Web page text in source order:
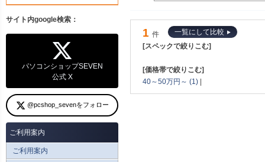
1 件
一覧にして比較
[スペックで絞りこむ]
[価格帯で絞りこむ]
40～50万円～ (1) |
サイト内google検索：
パソコンショップSEVEN
公式 X
@pcshop_sevenをフォロー
ご利用案内
ご利用案内